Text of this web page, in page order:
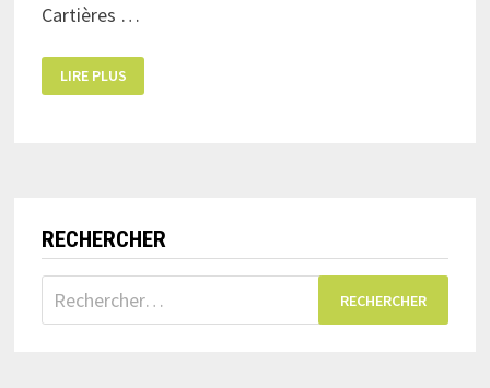
Cartières …
OUVERTES
POUR
LIRE PLUS
RECHERCHER
Rechercher :